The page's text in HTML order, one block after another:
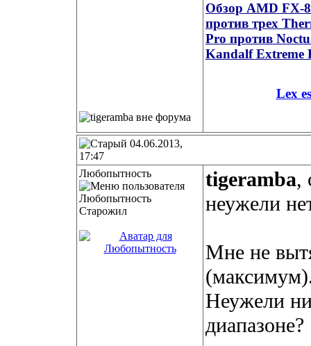
Обзор AMD FX-
против трех
Pro против
Kandalf Extreme
Lex
04.06.2013,
17:47
Любопытность
Старожил
tigeramba,
неужели
Мне не
Неужели
диапазоне?